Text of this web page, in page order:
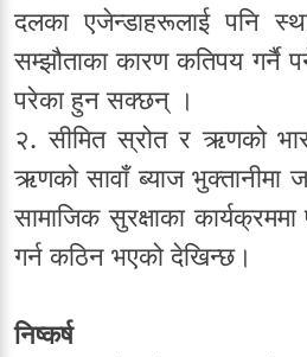
दलका एजेन्डाहरूलाई पनि
सम्झौताका कारण कतिपय गर्नै
परेका हुन सक्छन् ।
२. सीमित स्रोत र ऋणको
ऋणको सावाँ ब्याज भुक्तानीमा
सामाजिक सुरक्षाका
गर्न कठिन भएको देखिन्छ।
निष्कर्ष